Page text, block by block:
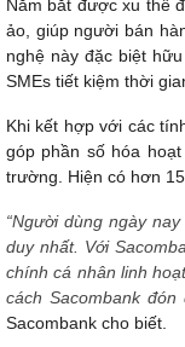
Nắm bắt được xu thế
ảo, giúp người bán
nghệ này đặc biệt
SMEs tiết kiệm thời
Khi kết hợp với các
góp phần số hóa
trường. Hiện có hơn
“Người dùng ngày
duy nhất. Với
chính cá nhân linh
cách Sacombank
Sacombank cho biết.